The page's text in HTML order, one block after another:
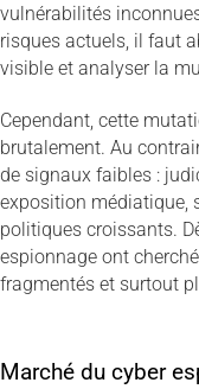
vulnérabilités
risques actuels, il faut
visible et analyser la
Cependant, cette
brutalement. Au
de signaux faibles :
exposition médiatique,
politiques croissants.
espionnage ont
fragmentés et surtout
Marché du cyber